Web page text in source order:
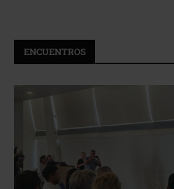
ENCUENTROS